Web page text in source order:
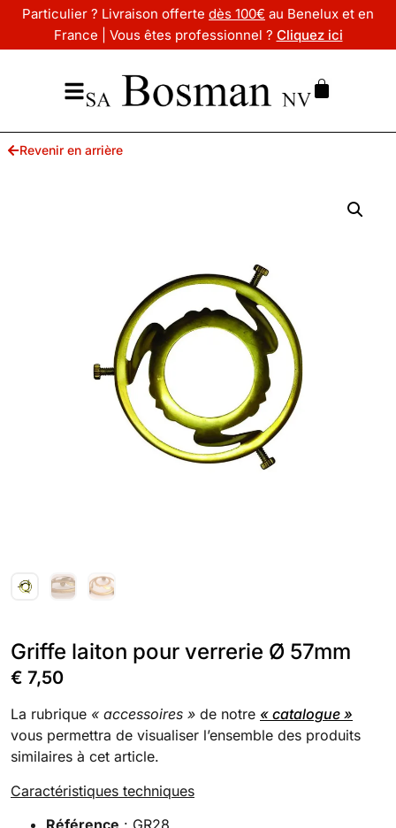
Particulier ? Livraison offerte dès 100€ au Benelux et en
France | Vous êtes professionnel ? Cliquez ici
Revenir en arrière
Griffe laiton pour verrerie Ø 57mm
€ 7,50
La rubrique « accessoires » de notre « catalogue »
vous permettra de visualiser l’ensemble des produits
similaires à cet article.
Caractéristiques techniques
Référence : GR28